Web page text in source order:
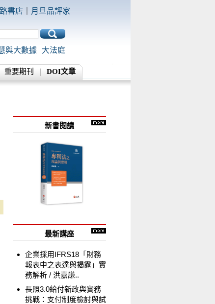
書店 月旦品評家
與大數據 大法庭
重要期刊 DOI文章
新書閱讀
最新講座
企業採用IFRS18「財務
報表中之表達與揭露」實
務解析
洪嘉謙..
長照3.0給付新政與實務
挑戰：支付制度檢討與試